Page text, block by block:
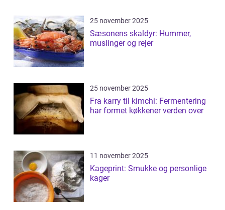
25 november 2025
Sæsonens skaldyr: Hummer,
muslinger og rejer
25 november 2025
Fra karry til kimchi: Fermentering
har formet køkkener verden over
11 november 2025
Kageprint: Smukke og personlige
kager